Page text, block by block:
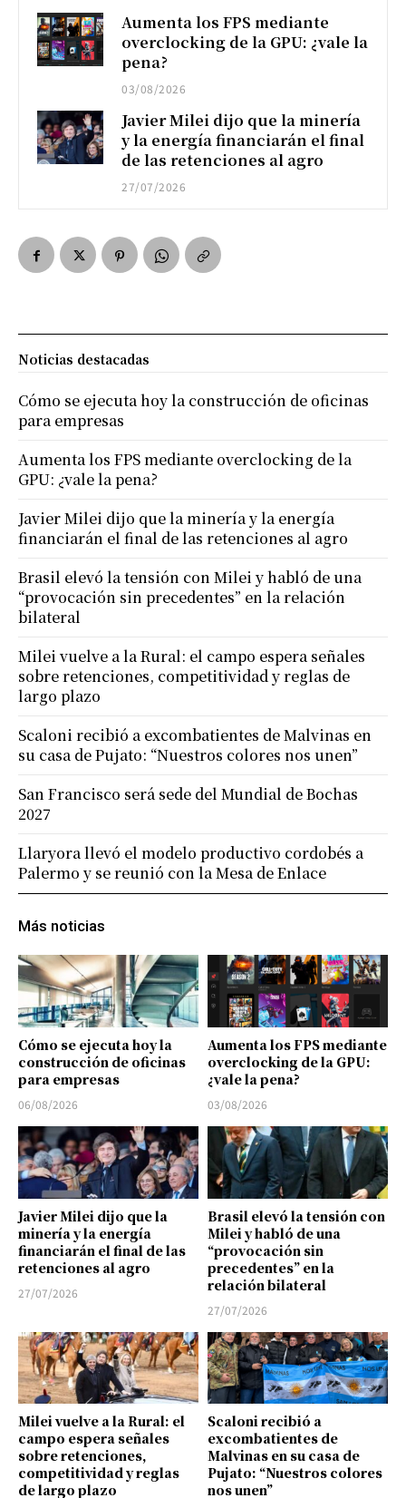
Aumenta los FPS mediante
overclocking de la GPU: ¿vale la
pena?
03/08/2026
Javier Milei dijo que la minería
y la energía financiarán el final
de las retenciones al agro
27/07/2026
Más noticias
Cómo se ejecuta hoy la
construcción de oficinas
para empresas
06/08/2026
Aumenta los FPS mediante
overclocking de la GPU:
¿vale la pena?
03/08/2026
Javier Milei dijo que la
minería y la energía
financiarán el final de las
retenciones al agro
27/07/2026
Brasil elevó la tensión con
Milei y habló de una
“provocación sin
precedentes” en la
relación bilateral
27/07/2026
Milei vuelve a la Rural: el
campo espera señales
sobre retenciones,
competitividad y reglas
de largo plazo
Scaloni recibió a
excombatientes de
Malvinas en su casa de
Pujato: “Nuestros colores
nos unen”
Noticias destacadas
Cómo se ejecuta hoy la construcción de oficinas
para empresas
Aumenta los FPS mediante overclocking de la
GPU: ¿vale la pena?
Javier Milei dijo que la minería y la energía
financiarán el final de las retenciones al agro
Brasil elevó la tensión con Milei y habló de una
“provocación sin precedentes” en la relación
bilateral
Milei vuelve a la Rural: el campo espera señales
sobre retenciones, competitividad y reglas de
largo plazo
Scaloni recibió a excombatientes de Malvinas en
su casa de Pujato: “Nuestros colores nos unen”
San Francisco será sede del Mundial de Bochas
2027
Llaryora llevó el modelo productivo cordobés a
Palermo y se reunió con la Mesa de Enlace